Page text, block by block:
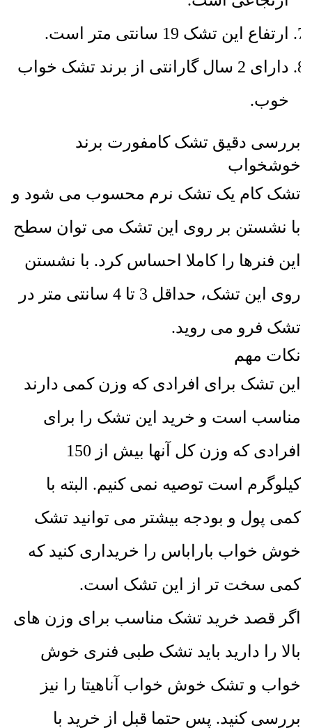
ارتفاع این تشک 19 سانتی متر است.
دارای 2 سال گارانتی از برند تشک خواب
خوب.
بررسی دقیق تشک کامفورت برند
خوشخواب
تشک کام یک تشک نرم محسوب می شود و
با نشستن بر روی این تشک می توان سطح
این فنرها را کاملا احساس کرد. با نشستن
روی این تشک، حداقل 3 تا 4 سانتی متر در
تشک فرو می روید.
نکات مهم
این تشک برای افرادی که وزن کمی دارند
مناسب است و خرید این تشک را برای
افرادی که وزن کل آنها بیش از 150
کیلوگرم است توصیه نمی کنیم. البته با
کمی پول و بودجه بیشتر می توانید تشک
خوش خواب باراباس را خریداری کنید که
کمی سخت تر از این تشک است.
اگر قصد خرید تشک مناسب برای وزن های
بالا را دارید باید تشک طبی فنری خوش
خواب و تشک خوش خواب آناهیتا را نیز
بررسی کنید. پس حتما قبل از خرید با